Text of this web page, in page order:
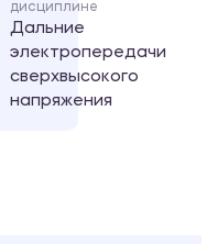
дисциплине
Дальние
электропередачи
сверхвысокого
напряжения